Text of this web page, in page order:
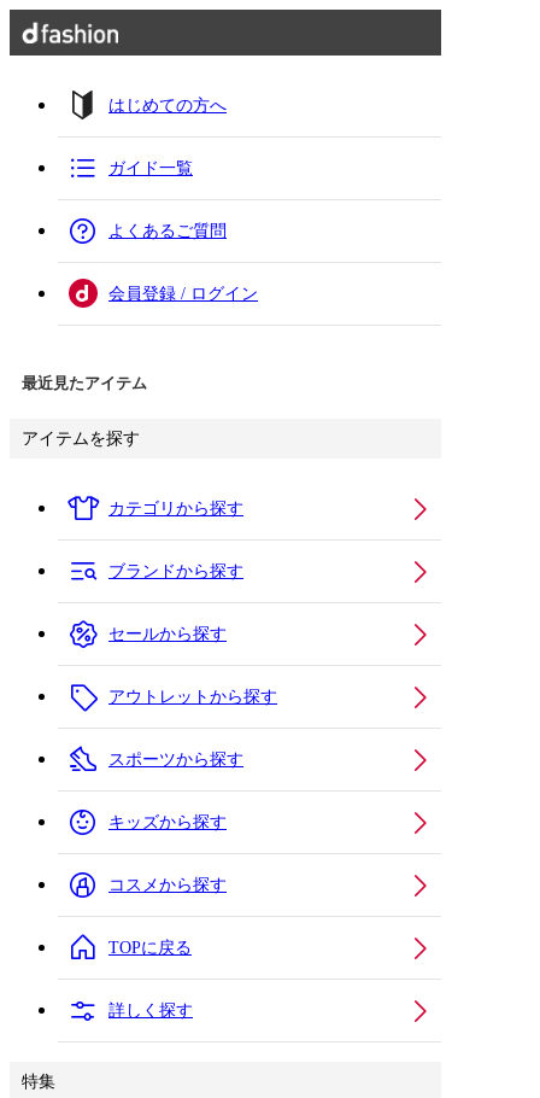
はじめての方へ
ガイド一覧
よくあるご質問
会員登録 / ログイン
最近見たアイテム
アイテムを探す
カテゴリから探す
ブランドから探す
セールから探す
アウトレットから探す
スポーツから探す
キッズから探す
コスメから探す
TOPに戻る
詳しく探す
特集